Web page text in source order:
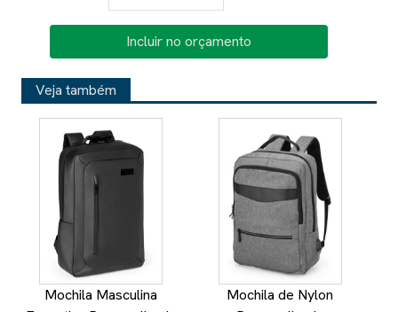
Incluir no orçamento
Veja também
Mochila Masculina
Mochila de Nylon